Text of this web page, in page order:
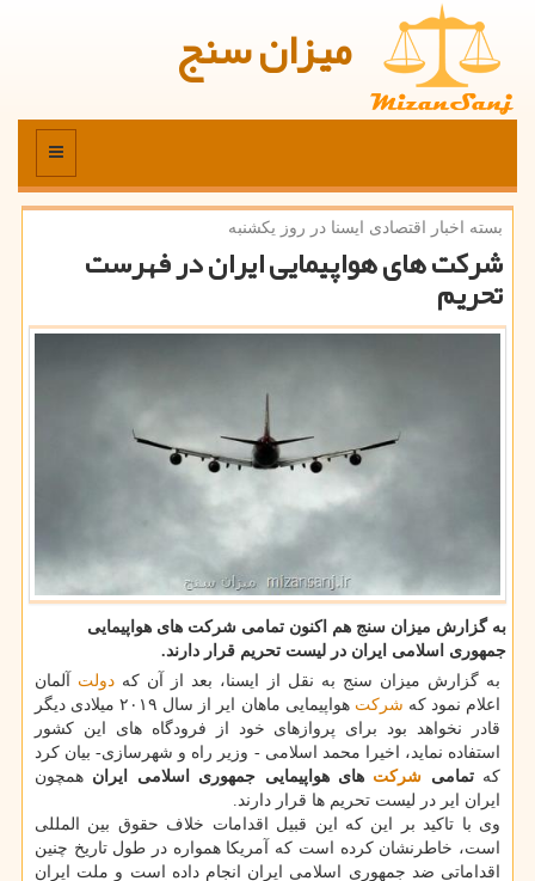
میزان سنج
منو
بسته اخبار اقتصادی ایسنا در روز یكشنبه
شركت های هواپیمایی ایران در فهرست
تحریم
به گزارش میزان سنج هم اكنون تمامی شركت های هواپیمایی
جمهوری اسلامی ایران در لیست تحریم قرار دارند.
به گزارش میزان سنج به نقل از ایسنا، بعد از آن كه دولت آلمان
اعلام نمود كه شركت
هواپیمایی ماهان ایر از سال ۲۰۱۹ میلادی دیگر
قادر نخواهد بود برای پروازهای خود از فرودگاه های این كشور
استفاده نماید، اخیرا محمد اسلامی - وزیر راه و شهرسازی- بیان كرد
كه تمامی شركت های هواپیمایی جمهوری اسلامی ایران همچون
ایران ایر در لیست تحریم ها قرار دارند.
وی با تاكید بر این كه این قبیل اقدامات خلاف حقوق بین المللی
است، خاطرنشان كرده است كه آمریكا همواره در طول تاریخ چنین
اقداماتی ضد جمهوری اسلامی ایران انجام داده است و ملت ایران